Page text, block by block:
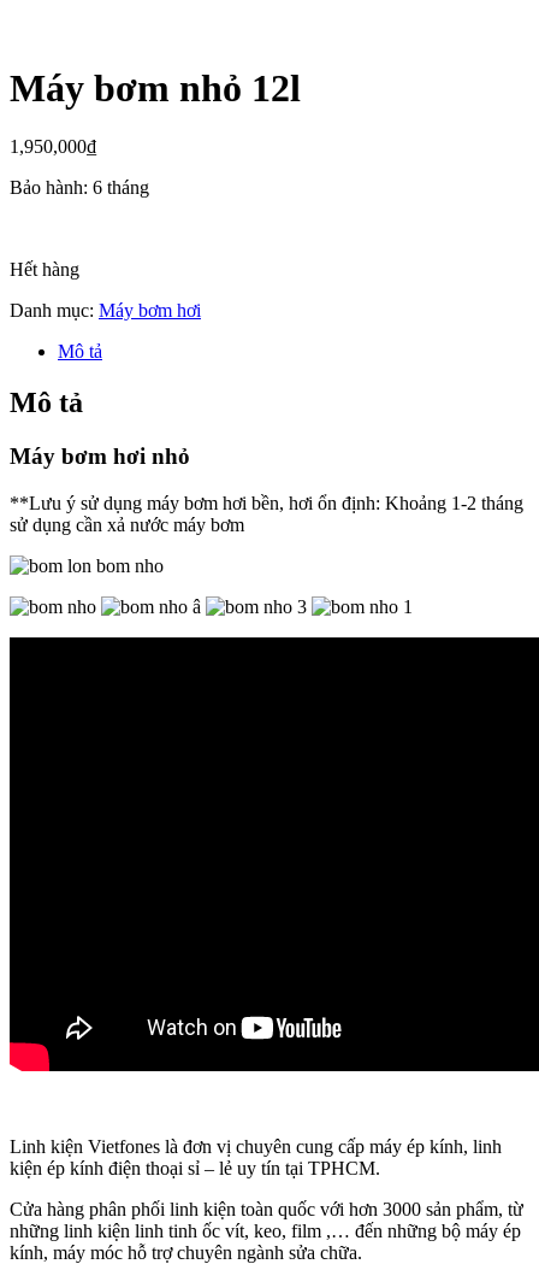
Máy bơm nhỏ 12l
1,950,000₫
Bảo hành: 6 tháng
Hết hàng
Danh mục: Máy bơm hơi
Mô tả
Mô tả
Máy bơm hơi nhỏ
**Lưu ý sử dụng máy bơm hơi bền, hơi ổn định: Khoảng 1-2 tháng
sử dụng cần xả nước máy bơm
Linh kiện Vietfones là đơn vị chuyên cung cấp máy ép kính, linh
kiện ép kính điện thoại sỉ – lẻ uy tín tại TPHCM.
Cửa hàng phân phối linh kiện toàn quốc với hơn 3000 sản phẩm, từ
những linh kiện linh tinh ốc vít, keo, film ,… đến những bộ máy ép
kính, máy móc hỗ trợ chuyên ngành sửa chữa.